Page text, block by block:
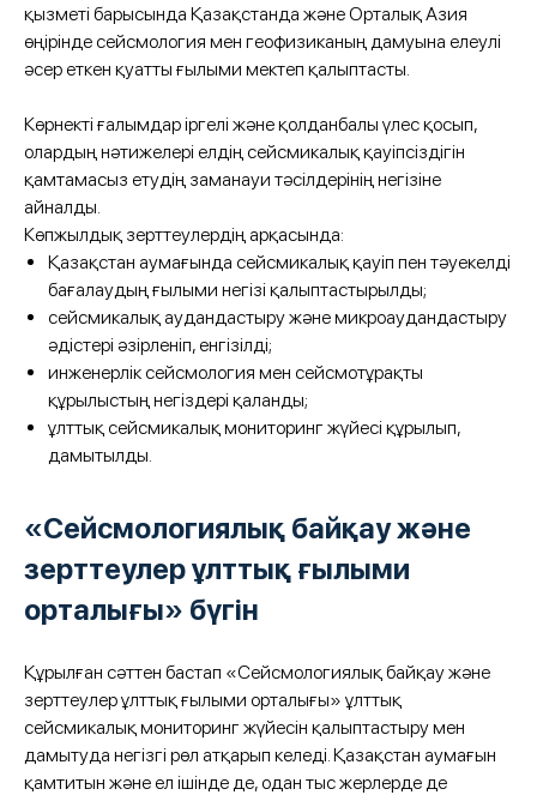
қызметі барысында Қазақстанда және Орталық Азия
өңірінде сейсмология мен геофизиканың дамуына елеулі
әсер еткен қуатты ғылыми мектеп қалыптасты.
Көрнекті ғалымдар іргелі және қолданбалы үлес қосып,
олардың нәтижелері елдің сейсмикалық қауіпсіздігін
қамтамасыз етудің заманауи тәсілдерінің негізіне
айналды.
Көпжылдық зерттеулердің арқасында:
Қазақстан аумағында сейсмикалық қауіп пен тәуекелді
бағалаудың ғылыми негізі қалыптастырылды;
сейсмикалық аудандастыру және микроаудандастыру
әдістері әзірленіп, енгізілді;
инженерлік сейсмология мен сейсмотұрақты
құрылыстың негіздері қаланды;
ұлттық сейсмикалық мониторинг жүйесі құрылып,
дамытылды.
«Сейсмологиялық байқау және
зерттеулер ұлттық ғылыми
орталығы» бүгін
Құрылған сәттен бастап «Сейсмологиялық байқау және
зерттеулер ұлттық ғылыми орталығы» ұлттық
сейсмикалық мониторинг жүйесін қалыптастыру мен
дамытуда негізгі рөл атқарып келеді. Қазақстан аумағын
қамтитын және ел ішінде де, одан тыс жерлерде де